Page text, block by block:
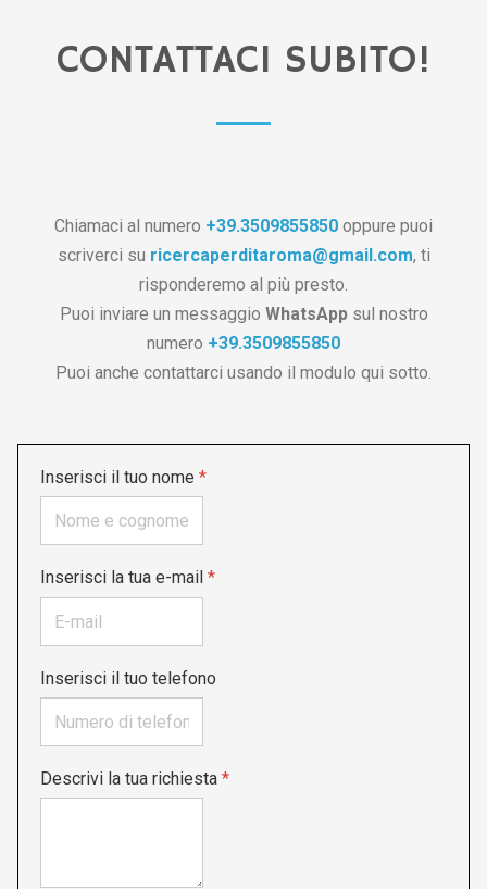
CONTATTACI SUBITO!
Chiamaci al numero +39.3509855850 oppure puoi
scriverci su ricercaperditaroma@gmail.com, ti
risponderemo al più presto.
Puoi inviare un messaggio WhatsAppsul nostro
numero +39.3509855850
Puoi anche contattarci usando il modulo qui sotto.
Inserisci il tuo nome *
Inserisci la tua e-mail *
Inserisci il tuo telefono
Descrivi la tua richiesta *